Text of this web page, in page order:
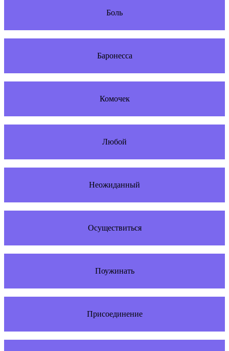
Боль
Баронесса
Комочек
Любой
Неожиданный
Осуществиться
Поужинать
Присоединение